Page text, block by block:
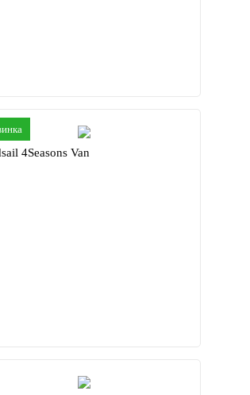
4Seasons Van